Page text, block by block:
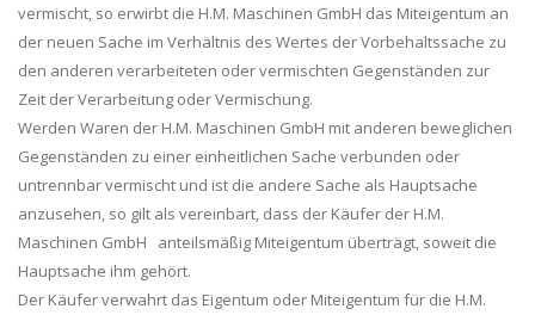
vermischt, so erwirbt die H.M. Maschinen GmbH das Miteigentum an
der neuen Sache im Verhältnis des Wertes der Vorbehaltssache zu
den anderen verarbeiteten oder vermischten Gegenständen zur
Zeit der Verarbeitung oder Vermischung.
Werden Waren der H.M. Maschinen GmbH mit anderen beweglichen
Gegenständen zu einer einheitlichen Sache verbunden oder
untrennbar vermischt und ist die andere Sache als Hauptsache
anzusehen, so gilt als vereinbart, dass der Käufer der H.M.
Maschinen GmbH anteilsmäßig Miteigentum überträgt, soweit die
Hauptsache ihm gehört.
Der Käufer verwahrt das Eigentum oder Miteigentum für die H.M.